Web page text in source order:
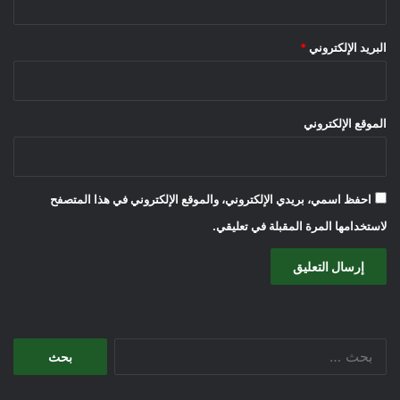
البريد الإلكتروني *
الموقع الإلكتروني
احفظ اسمي، بريدي الإلكتروني، والموقع الإلكتروني في هذا المتصفح
لاستخدامها المرة المقبلة في تعليقي.